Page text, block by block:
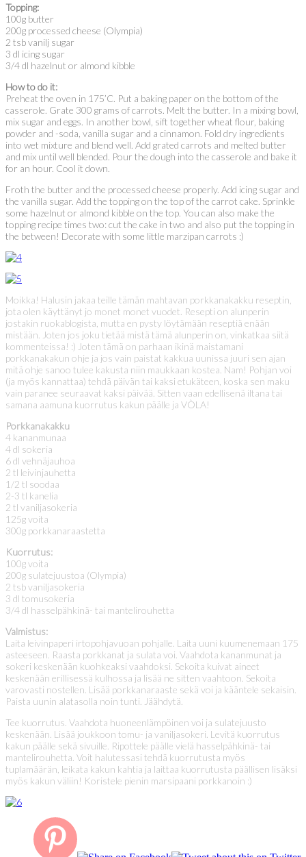
Topping:
100g butter
200g processed cheese (Olympia)
2 tsb vanilj sugar
3 dl icing sugar
3/4 dl hazelnut or almond kibble
How to do it:
Preheat the oven in 175’C. Put a baking paper on the bottom of the
casserole. Grate 300 grams of carrots. Melt the butter. In a mixing bowl,
mix sugar and eggs. In another bowl, sift together wheat flour, baking
powder and -soda, vanilla sugar and a cinnamon. Fold dry ingredients
into wet mixture and blend well. Add grated carrots and melted butter
and mix until well blended. Pour the dough into the casserole and bake it
for an hour. Cool it down.
Froth the butter and the processed cheese properly. Add icing sugar and
the vanilla sugar. Add the topping on the top of the carrot cake. Sprinkle
some hazelnut or almond kibble on the top. You can also make the
topping recipe times two: cut the cake in two and also put the topping in
the between! Decorate with some little marzipan carrots :)
Moikka! Halusin jakaa teille tämän mahtavan porkkanakakku reseptin,
jota olen käyttänyt jo monet monet vuodet. Resepti on alunperin
jostakin ruokablogista, mutta en pysty löytämään reseptiä enään
mistään. Joten jos joku tietää mistä tämä alunperin on, vinkatkaa siitä
kommenteissa! :) Joten tämä on parhaan ikinä maistamani
porkkanakakun ohje ja jos vain paistat kakkua uunissa juuri sen ajan
mitä ohje sanoo tulee kakusta niin maukkaan kostea. Nam! Pohjan voi
(ja myös kannattaa) tehdä päivän tai kaksi etukäteen, koska sen maku
vain paranee seuraavat kaksi päivää. Sitten vaan edellisenä iltana tai
samana aamuna kuorrutus kakun päälle ja VÒLA!
Porkkanakakku
4 kananmunaa
4 dl sokeria
6 dl vehnäjauhoa
2 tl leivinjauhetta
1/2 tl soodaa
2-3 tl kanelia
2 tl vaniljasokeria
125g voita
300g porkkanaraastetta
Kuorrutus:
100g voita
200g sulatejuustoa (Olympia)
2 tsb vaniljasokeria
3 dl tomusokeria
3/4 dl hasselpähkinä- tai mantelirouhetta
Valmistus:
Laita leivinpaperi irtopohjavuoan pohjalle. Laita uuni kuumenemaan 175
asteeseen. Raasta porkkanat ja sulata voi. Vaahdota kananmunat ja
sokeri keskenään kuohkeaksi vaahdoksi. Sekoita kuivat aineet
keskenään erillisessä kulhossa ja lisää ne sitten vaahtoon. Sekoita
varovasti nostellen. Lisää porkkanaraaste sekä voi ja kääntele sekaisin.
Paista uunin alatasolla noin tunti. Jäähdytä.
Tee kuorrutus. Vaahdota huoneenlämpöinen voi ja sulatejuusto
keskenään. Lisää joukkoon tomu- ja vaniljasokeri. Levitä kuorrutus
kakun päälle sekä sivuille. Ripottele päälle vielä hasselpähkinä- tai
mantelirouhetta. Voit halutessasi tehdä kuorrutusta myös
tuplamäärän, leikata kakun kahtia ja laittaa kuorrutusta päällisen lisäksi
myös kakun väliin! Koristele pienin marsipaani porkkanoin :)